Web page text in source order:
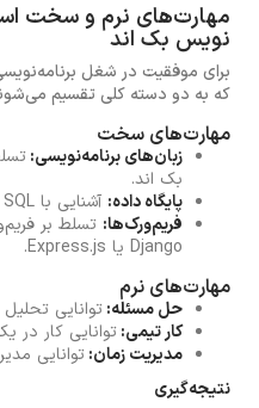
مهارت‌های نرم و سخت
نویس بک اند
برای موفقیت در شغل
که به دو دسته کلی تقسیم
مهارت‌های سخت
زبان‌های برنامه‌نویسی:
بک اند.
پایگاه داده: آشنایی با SQL و NoSQL.
فریم‌ورک‌ها:
Django یا Express.js.
مهارت‌های نرم
حل مسئله:توانایی
کار تیمی:توانایی کار در
مدیریت زمان:توانایی
نتیجه‌گیری